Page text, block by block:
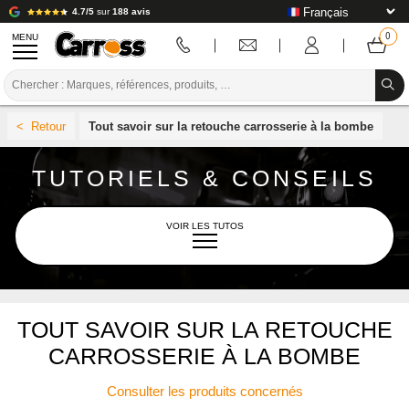
4.7/5 sur188 avis
MENU
PREPARATION / PEINTURE / FINITION
CONSOMMABLE CARROSSERIE
OUTILLAGE CARROSSERIE
ÉQUIPEMENT ATELIER CARROSSERIE
MARQUES
INSTALLATION LABO
TUTORIEL & CONSEILS
Tout savoir sur la retouche carrosserie à la bombe
TUTORIELS & CONSEILS
VOIR LES TUTOS
TOUT SAVOIR SUR LA RETOUCHE
CARROSSERIE À LA BOMBE
Consulter les produits concernés